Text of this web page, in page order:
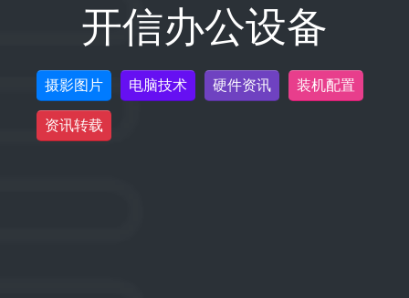
开信办公设备
摄影图片 电脑技术 硬件资讯 装机配置
资讯转载